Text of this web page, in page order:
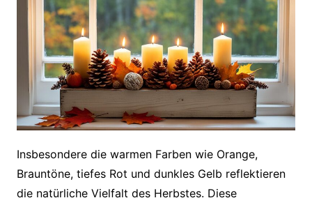
Insbesondere die warmen Farben wie Orange,
Brauntöne, tiefes Rot und dunkles Gelb reflektieren
die natürliche Vielfalt des Herbstes. Diese